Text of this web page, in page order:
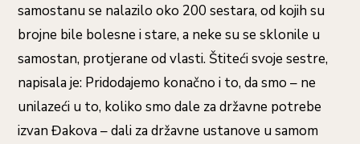
samostanu se nalazilo oko 200 sestara, od kojih su
brojne bile bolesne i stare, a neke su se sklonile u
samostan, protjerane od vlasti. Štiteći svoje sestre,
napisala je: Pridodajemo konačno i to, da smo – ne
unilazeći u to, koliko smo dale za državne potrebe
izvan Đakova – dali za državne ustanove u samom